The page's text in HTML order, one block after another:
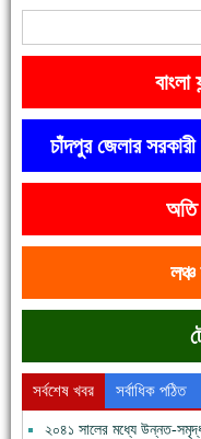
'বাংলা সাহিত্যানুরাগীরা তাঁর
দেশে রাস্তাঘাটসহ অনেক কিছুই
চাঁদপুর জেলার
অতি
লঞ্চ
সর্বশেষ খবর সর্বাধিক পঠিত
২০৪১ সালের মধ্যে উন্নত-সমৃদ্ধ